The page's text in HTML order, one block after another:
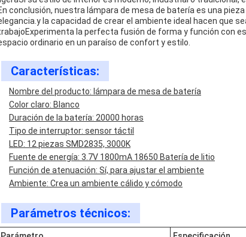
conclusión, nuestra lámpara de mesa de batería es una
la capacidad de crear el ambiente ideal hacen que
la perfecta fusión de forma y función con
ordinario en un paraíso de confort y estilo.
Características:
Nombre del producto: lámpara de mesa de batería
Color claro: Blanco
Duración de la batería: 20000 horas
Tipo de interruptor: sensor táctil
LED: 12 piezas SMD2835, 3000K
Fuente de energía: 3.7V 1800mA 18650 Batería de litio
Función de atenuación: Sí, para ajustar el ambiente
Ambiente: Crea un ambiente cálido y cómodo
Parámetros técnicos: